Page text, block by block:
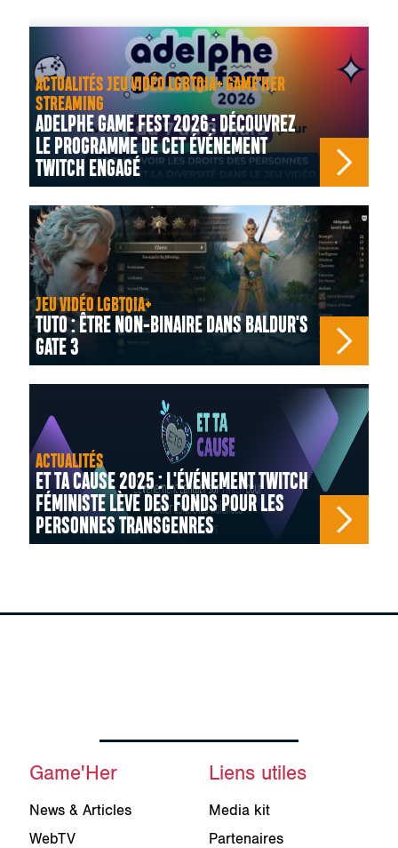
ACTUALITÉS JEU VIDÉO LGBTQIA+ GAME'HER
STREAMING
ADELPHE GAME FEST 2026 : DÉCOUVREZ
LE PROGRAMME DE CET ÉVÉNEMENT
TWITCH ENGAGÉ
JEU VIDÉO LGBTQIA+
TUTO : ÊTRE NON-BINAIRE DANS BALDUR'S
GATE 3
ACTUALITÉS
ET TA CAUSE 2025 : L'ÉVÉNEMENT TWITCH
FÉMINISTE LÈVE DES FONDS POUR LES
PERSONNES TRANSGENRES
Game'Her
News & Articles
WebTV
Liens utiles
Media kit
Partenaires